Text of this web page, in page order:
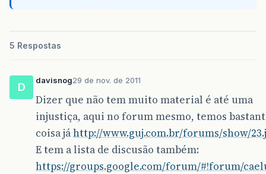
5 Respostas
D
davisnog29 de nov. de 2011
Dizer que não tem muito material é até uma
injustiça, aqui no forum mesmo, temos
coisa jáhttp://www.guj.com.br/forums/show/
E tem a lista de discusão também:
https://groups.google.com/forum/#!forum/